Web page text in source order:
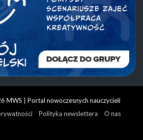
| Portal nowoczesnych nauczycieli
Polityka newslettera
O nas